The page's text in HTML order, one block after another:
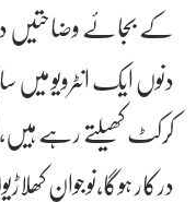
کے بجائے وضاحتیں
دنوں ایک انٹرویو
کرکٹ کھیلتے رہے
درکار ہوگا،نوجوان